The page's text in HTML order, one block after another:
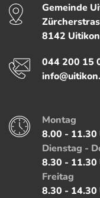
KontaktGemeinde
8142 Uitikon
Telefon
044 200 15
E-Mail
Öffnungszeiten
Montag
8.00 -
Dienstag -
8.30 -
Freitag
8.30 - 14.30